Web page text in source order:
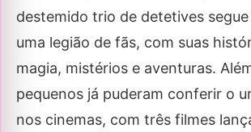
destemido trio de detetives
uma legião de fãs, com suas
magia, mistérios e aventuras.
pequenos já puderam conferir o
nos cinemas, com três filmes